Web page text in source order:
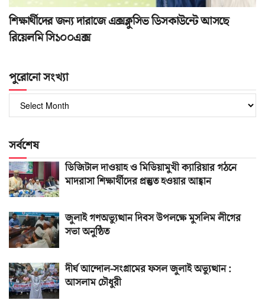
শিক্ষার্থীদের জন্য দারাজে এক্সক্লুসিভ ডিসকাউন্টে আসছে
রিয়েলমি সি১০০এক্স
পুরোনো সংখ্যা
সংখ্যা
সর্বশেষ
ডিজিটাল দাওয়াহ ও মিডিয়ামুখী ক্যারিয়ার গঠনে
মাদরাসা শিক্ষার্থীদের প্রস্তুত হওয়ার আহ্বান
জুলাই গণঅভ্যুত্থান দিবস উপলক্ষে মুসলিম লীগের
সভা অনুষ্ঠিত
দীর্ঘ আন্দোল-সংগ্রামের ফসল জুলাই অভ্যুত্থান :
আসলাম চৌধুরী